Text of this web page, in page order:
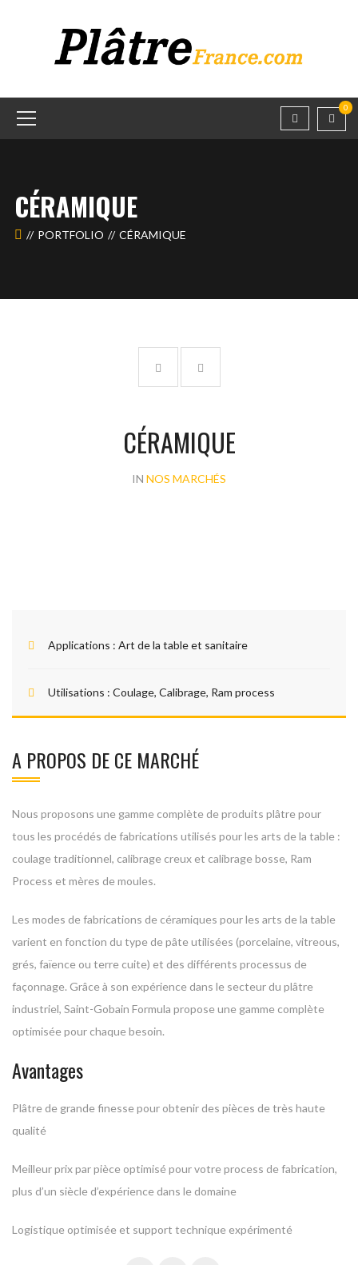
0
CÉRAMIQUE
PORTFOLIO CÉRAMIQUE
CÉRAMIQUE
IN NOS MARCHÉS
Applications : Art de la table et sanitaire
Utilisations : Coulage, Calibrage, Ram process
A PROPOS DE CE MARCHÉ
Nous proposons une gamme complète de produits plâtre pour
tous les procédés de fabrications utilisés pour les arts de la table :
coulage traditionnel, calibrage creux et calibrage bosse, Ram
Process et mères de moules.
Les modes de fabrications de céramiques pour les arts de la table
varient en fonction du type de pâte utilisées (porcelaine, vitreous,
grés, faïence ou terre cuite) et des différents processus de
façonnage. Grâce à son expérience dans le secteur du plâtre
industriel, Saint-Gobain Formula propose une gamme complète
optimisée pour chaque besoin.
Avantages
Plâtre de grande finesse pour obtenir des pièces de très haute
qualité
Meilleur prix par pièce optimisé pour votre process de fabrication,
plus d’un siècle d’expérience dans le domaine
Logistique optimisée et support technique expérimenté